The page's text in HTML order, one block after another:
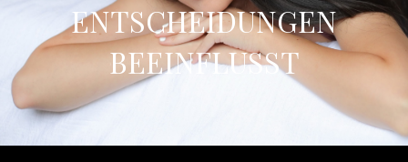
ENTSCHEIDUNGEN
BEEINFLUSST